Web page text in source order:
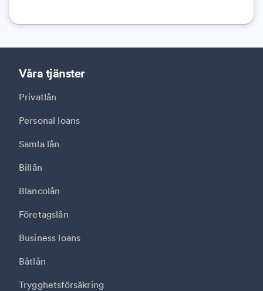
Våra tjänster
Privatlån
Personal loans
Samla lån
Billån
Blancolån
Företagslån
Business loans
Båtlån
Trygghetsförsäkring